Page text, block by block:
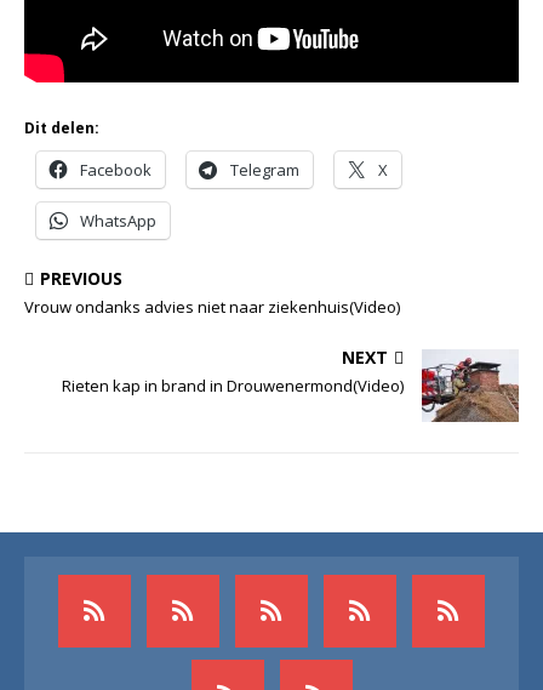
Dit delen:
Facebook Telegram X
WhatsApp
PREVIOUS
Vrouw ondanks advies niet naar ziekenhuis(Video)
NEXT
Rieten kap in brand in Drouwenermond(Video)